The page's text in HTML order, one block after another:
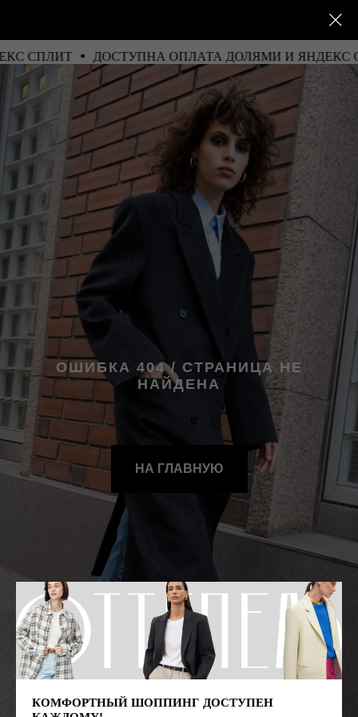
СПЛИТ ДОСТУПНА ОПЛАТА ДОЛЯМИ И
ОШИБКА 404 / СТРАНИЦА НЕ
НАЙДЕНА
НА ГЛАВНУЮ
ГЛАВНАЯ ОПЛАТА / ДОСТАВКА
КАТАЛОГ
О БРЕНДЕ
КОНТАКТЫ
ВОЗВРАТ
СТАТЬ РЕЗИДЕНТОМ
Г. НОВОСИБИРСК,
ЧАПЛЫГИНА 93
ПРАВИЛА ПО УХОДУ
КОМФОРТНЫЙ ШОППИНГ ДОСТУПЕН